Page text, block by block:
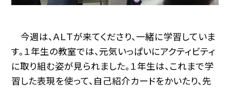
今週は、ＡＬＴが来てくださり、一緒に学習していま
す。１年生の教室では、元気いっぱいにアクティビティ
に取り組む姿が見られました。１年生は、これまで学
習した表現を使って、自己紹介カードをかいたり、先